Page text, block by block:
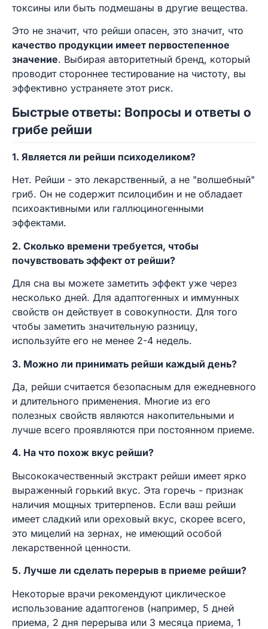
токсины или быть подмешаны в другие вещества.
Это не значит, что рейши опасен, это значит, что
качество продукции имеет первостепенное
значение. Выбирая авторитетный бренд, который
проводит стороннее тестирование на чистоту, вы
эффективно устраняете этот риск.
Быстрые ответы: Вопросы и ответы о
грибе рейши
1. Является ли рейши психоделиком?
Нет. Рейши - это лекарственный, а не "волшебный"
гриб. Он не содержит псилоцибин и не обладает
психоактивными или галлюциногенными
эффектами.
2. Сколько времени требуется, чтобы
почувствовать эффект от рейши?
Для сна вы можете заметить эффект уже через
несколько дней. Для адаптогенных и иммунных
свойств он действует в совокупности. Для того
чтобы заметить значительную разницу,
используйте его не менее 2-4 недель.
3. Можно ли принимать рейши каждый день?
Да, рейши считается безопасным для ежедневного
и длительного применения. Многие из его
полезных свойств являются накопительными и
лучше всего проявляются при постоянном приеме.
4. На что похож вкус рейши?
Высококачественный экстракт рейши имеет ярко
выраженный горький вкус. Эта горечь - признак
наличия мощных тритерпенов. Если ваш рейши
имеет сладкий или ореховый вкус, скорее всего,
это мицелий на зернах, не имеющий особой
лекарственной ценности.
5. Лучше ли сделать перерыв в приеме рейши?
Некоторые врачи рекомендуют циклическое
использование адаптогенов (например, 5 дней
приема, 2 дня перерыва или 3 месяца приема, 1